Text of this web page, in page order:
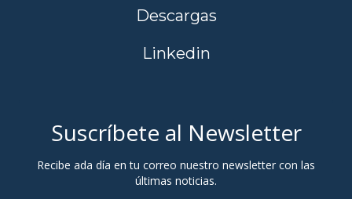
Descargas
Linkedin
Suscríbete al Newsletter
Recibe ada día en tu correo nuestro newsletter con las
últimas noticias.